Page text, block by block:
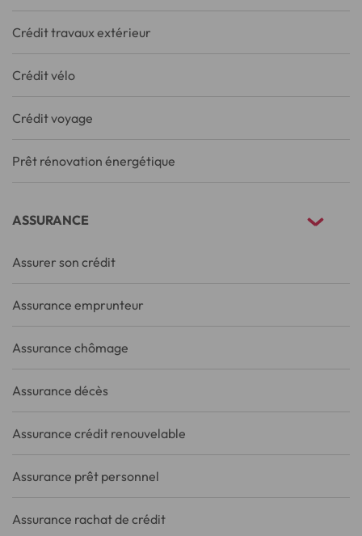
Crédit travaux extérieur
Crédit vélo
Crédit voyage
Prêt rénovation énergétique
ASSURANCE
Assurer son crédit
Assurance emprunteur
Assurance chômage
Assurance décès
Assurance crédit renouvelable
Assurance prêt personnel
Assurance rachat de crédit